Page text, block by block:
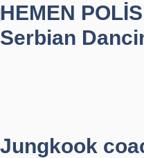
HEMEN
Serbian
Jungkook